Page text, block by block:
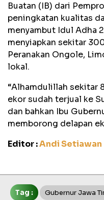
Buatan (IB) dari
peningkatan kualitas
menyambut Idul Adha
menyiapkan sekitar
Peranakan Ongole,
lokal.
“Alhamdulillah sekitar
ekor sudah terjual ke
dan bahkan Ibu
memborong delapan
Editor :Andi Setiawan
Tag : Gubernur Jawa